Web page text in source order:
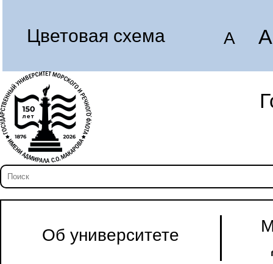
Цветовая схема A A
Об университете